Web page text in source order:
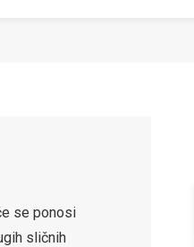
se ponosi
sličnih